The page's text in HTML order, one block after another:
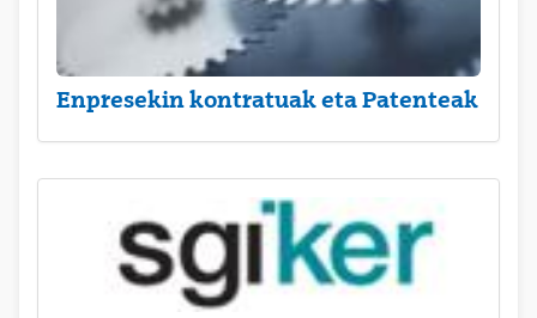
Enpresekin kontratuak eta Patenteak